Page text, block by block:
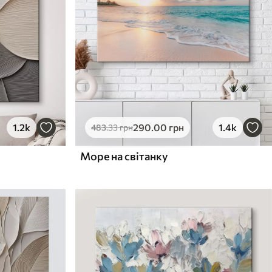
1.2k 483.33грн290.00 грн 1.4k
Море на світанку